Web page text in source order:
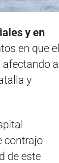
y en
en que el
afectando a
y
contrajo
de este